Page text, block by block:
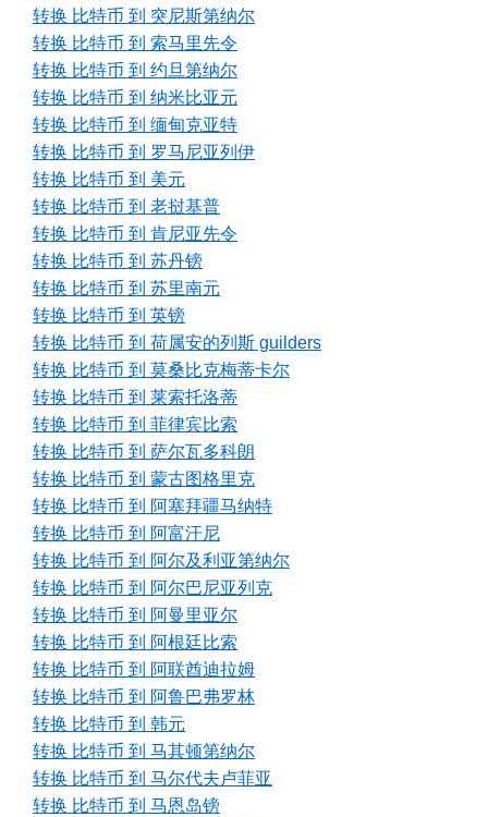
转换 比特币 到 突尼斯第纳尔
转换 比特币 到 索马里先令
转换 比特币 到 约旦第纳尔
转换 比特币 到 纳米比亚元
转换 比特币 到 缅甸克亚特
转换 比特币 到 罗马尼亚列伊
转换 比特币 到 美元
转换 比特币 到 老挝基普
转换 比特币 到 肯尼亚先令
转换 比特币 到 苏丹镑
转换 比特币 到 苏里南元
转换 比特币 到 英镑
转换 比特币 到 荷属安的列斯 guilders
转换 比特币 到 莫桑比克梅蒂卡尔
转换 比特币 到 莱索托洛蒂
转换 比特币 到 菲律宾比索
转换 比特币 到 萨尔瓦多科朗
转换 比特币 到 蒙古图格里克
转换 比特币 到 阿塞拜疆马纳特
转换 比特币 到 阿富汗尼
转换 比特币 到 阿尔及利亚第纳尔
转换 比特币 到 阿尔巴尼亚列克
转换 比特币 到 阿曼里亚尔
转换 比特币 到 阿根廷比索
转换 比特币 到 阿联酋迪拉姆
转换 比特币 到 阿鲁巴弗罗林
转换 比特币 到 韩元
转换 比特币 到 马其顿第纳尔
转换 比特币 到 马尔代夫卢菲亚
转换 比特币 到 马恩岛镑